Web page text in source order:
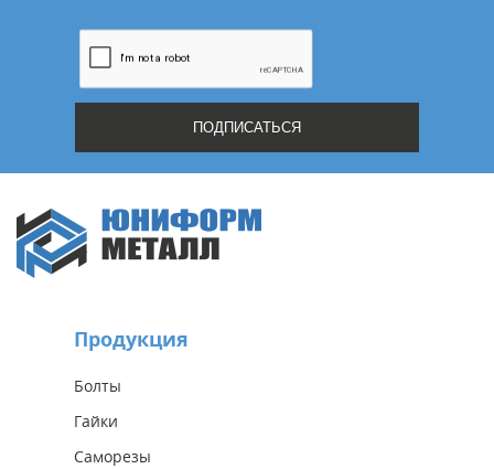
Продукция
Болты
Гайки
Саморезы